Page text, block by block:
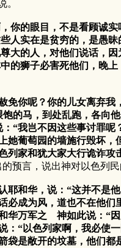
，你的眼目，不是看顾诚
在是贫穷的，是愚昧
人，对他们说话，因为
子必害死他们，晚上（
免你呢？你的儿女离弃
马，到处乱跑，各向他
岂不因这些事讨罪呢？
萄园的墙施行毁坏，但
和犹大家大行诡诈攻击
言，说出神对以色列民
耶和华，说：“这并不是
为风，道也不在他们里
军之 神如此说：“因为
色列家啊，我必使一国
敞开的坟墓，他们都是